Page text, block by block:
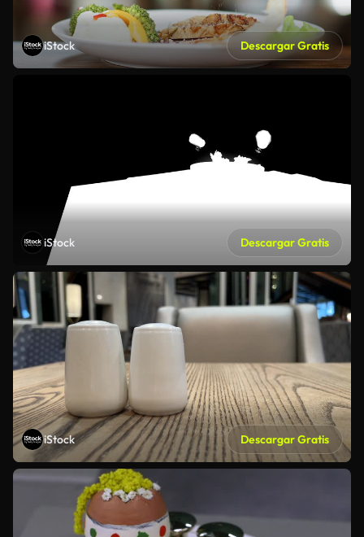
iStock Descargar Gratis
iStock Descargar Gratis
iStock Descargar Gratis